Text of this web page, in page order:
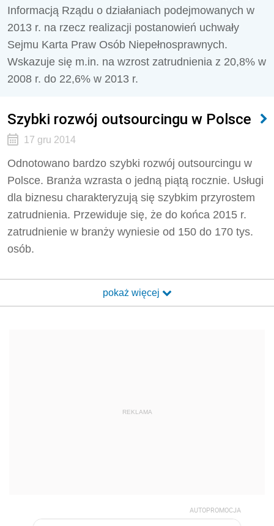
Informacją Rządu o działaniach podejmowanych w
2013 r. na rzecz realizacji postanowień uchwały
Sejmu Karta Praw Osób Niepełnosprawnych.
Wskazuje się m.in. na wzrost zatrudnienia z 20,8% w
2008 r. do 22,6% w 2013 r.
Szybki rozwój outsourcingu w Polsce
17 gru 2014
Odnotowano bardzo szybki rozwój outsourcingu w
Polsce. Branża wzrasta o jedną piątą rocznie. Usługi
dla biznesu charakteryzują się szybkim przyrostem
zatrudnienia. Przewiduje się, że do końca 2015 r.
zatrudnienie w branży wyniesie od 150 do 170 tys.
osób.
pokaż więcej
REKLAMA
AUTOPROMOCJA